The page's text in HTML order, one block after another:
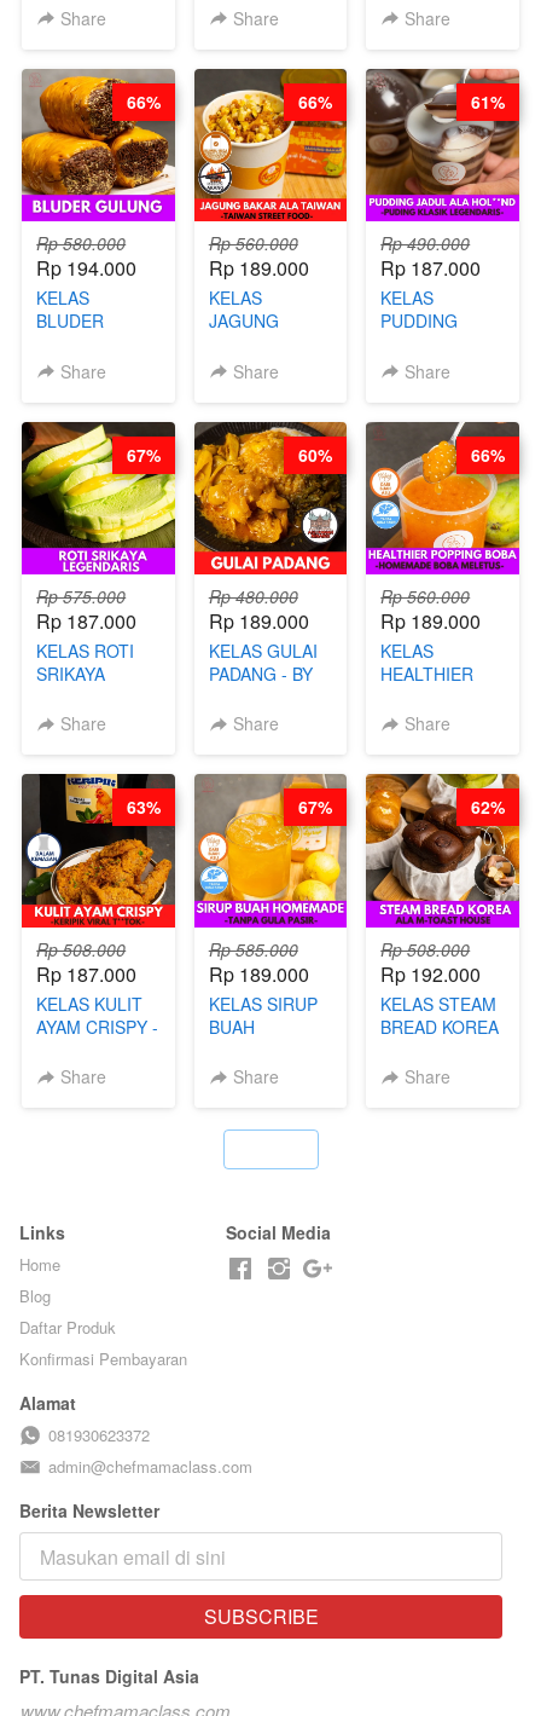
SOP KALDU
CHEF
STEPHANIE
Share
ALA PRI*NG*N
Share
VIRAL ALA
STEPHANIE
Share
Rp 580.000
Rp 194.000
KELAS
BLUDER
CHEF DITA
Share
66%
Rp 560.000
Rp 189.000
KELAS
JAGUNG
TAIWAN -
FOOD- BY
CHEF
STEPHANIE
Share
66%
Rp 490.000
Rp 187.000
KELAS
PUDDING
HOL**ND -
LEGENDARIS -
BY CHEF DITA
Share
61%
Rp 575.000
Rp 187.000
KELAS ROTI
SRIKAYA
BY CHEF DITA
Share
67%
Rp 480.000
Rp 189.000
KELAS GULAI
PADANG - BY
NADIA
Share
60%
Rp 560.000
Rp 189.000
KELAS
HEALTHIER
BOBA -
MELETUS - BY
BARISTA ARI
Share
66%
Rp 508.000
Rp 187.000
KELAS KULIT
AYAM CRISPY -
T**TOK - BY
Share
63%
Rp 585.000
Rp 189.000
KELAS SIRUP
BUAH
TANPA GULA
ARISUDANA
Share
67%
Rp 508.000
Rp 192.000
KELAS STEAM
BREAD KOREA
HOUSE - BY
Share
62%
Links
Home
Blog
Daftar Produk
Konfirmasi Pembayaran
Social Media
Alamat
081930623372
admin@chefmamaclass.com
Berita Newsletter
`
SUBSCRIBE
PT. Tunas Digital Asia
www.chefmamaclass.com